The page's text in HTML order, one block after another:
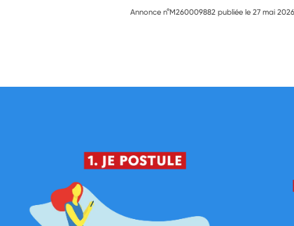
Annonce n°M260009882 publiée le27 mai 2026